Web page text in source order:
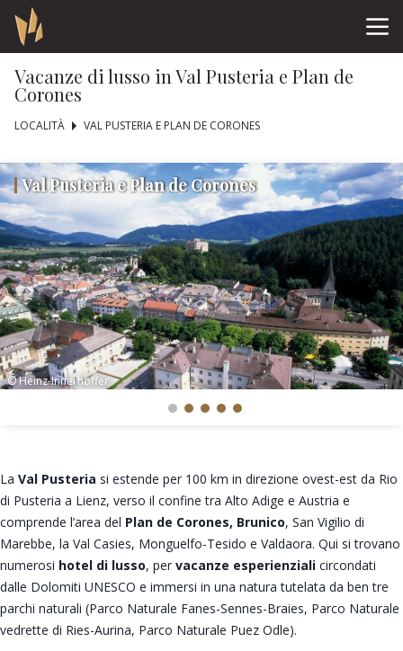
Vacanze di lusso in Val Pusteria e Plan de
Corones
LOCALITÀ VAL PUSTERIA E PLAN DE CORONES
Val Pusteria e Plan de Corones
© Heinz-Innerhoffer
La Val Pusteria si estende per 100 km in direzione ovest-est da Rio
di Pusteria a Lienz, verso il confine tra Alto Adige e Austria e
comprende l’area del Plan de Corones, Brunico, San Vigilio di
Marebbe, la Val Casies, Monguelfo-Tesido e Valdaora. Qui si trovano
numerosi hotel di lusso, per vacanze esperienziali circondati
dalle Dolomiti UNESCO e immersi in una natura tutelata da ben tre
parchi naturali (Parco Naturale Fanes-Sennes-Braies, Parco Naturale
vedrette di Ries-Aurina, Parco Naturale Puez Odle).